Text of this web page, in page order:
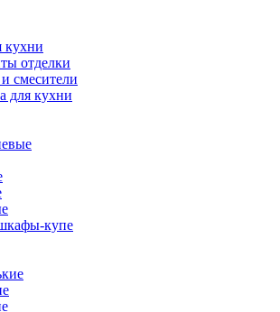
кухни
отделки
смесители
для кухни
купе